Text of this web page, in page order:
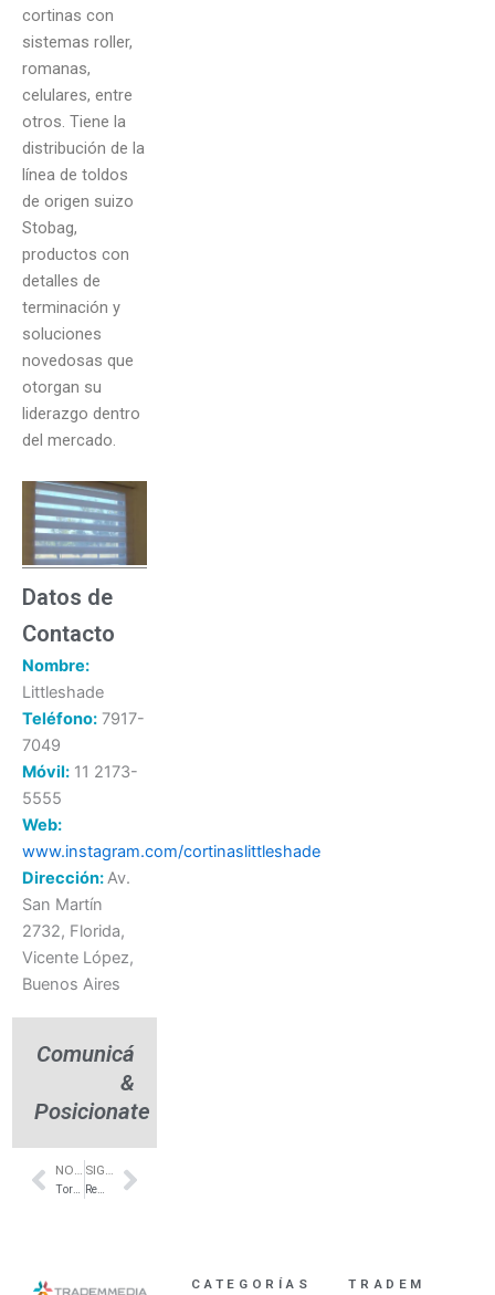
cortinas con
sistemas roller,
romanas,
celulares, entre
otros. Tiene la
distribución de la
línea de toldos
de origen suizo
Stobag,
productos con
detalles de
terminación y
soluciones
novedosas que
otorgan su
liderazgo dentro
del mercado.
Datos de
Contacto
Nombre:
Littleshade
Teléfono: 7917-
7049
Móvil: 11 2173-
5555
Web:
www.instagram.com/cortinaslittleshade
Dirección:Av.
San Martín
2732, Florida,
Vicente López,
Buenos Aires
Comunicá
&
Posicionate
Prev
NOTA ANTERIOR SIGUIENTE NOTA Next
CATEGORÍAS
TRADEM